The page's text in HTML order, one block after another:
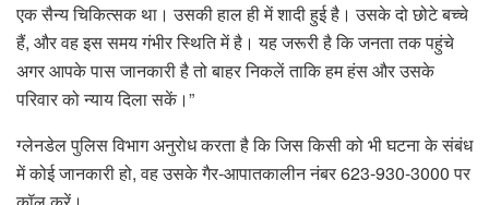
एक सैन्य चिकित्सक था। उसकी हाल ही में शादी हुई है। उसके दो छोटे बच्चे
हैं, और वह इस समय गंभीर स्थिति में है। यह जरूरी है कि जनता तक पहुंचे
अगर आपके पास जानकारी है तो बाहर निकलें ताकि हम हंस और उसके
परिवार को न्याय दिला सकें।”
ग्लेनडेल पुलिस विभाग अनुरोध करता है कि जिस किसी को भी घटना के संबंध
में कोई जानकारी हो, वह उसके गैर-आपातकालीन नंबर 623-930-3000 पर